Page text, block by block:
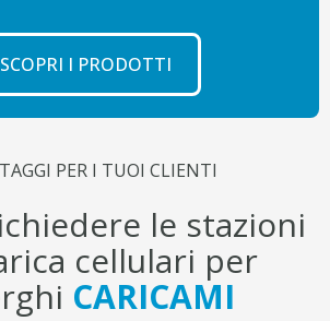
SCOPRI I PRODOTTI
PER I TUOI CLIENTI
le stazioni
cellulari per
CARICAMI